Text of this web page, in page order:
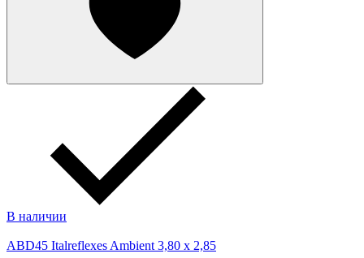
В наличии
ABD45 Italreflexes Ambient 3,80 x 2,85